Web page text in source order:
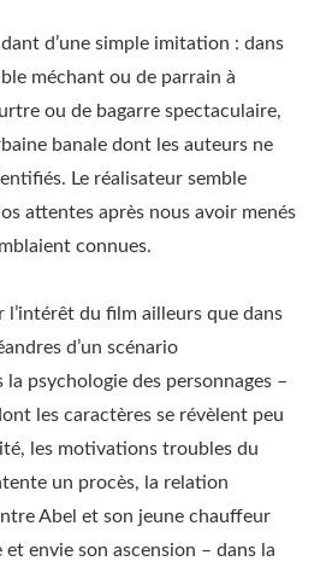
d’une simple imitation : dans
méchant ou de parrain à
ou de bagarre spectaculaire,
banale dont les auteurs ne
Le réalisateur semble
attentes après nous avoir menés
connues.
l’intérêt du film ailleurs que dans
d’un scénario
la psychologie des personnages –
les caractères se révèlent peu
les motivations troubles du
un procès, la relation
Abel et son jeune chauffeur
envie son ascension – dans la